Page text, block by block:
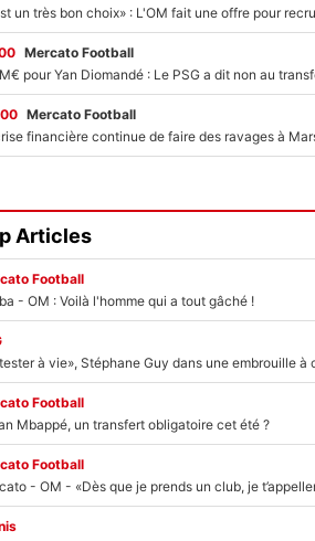
Mercato Football
Mercato Football
Articles
Football
- OM : Voilà l'homme qui a tout gâché !
Football
Mbappé, un transfert obligatoire cet été ?
Football